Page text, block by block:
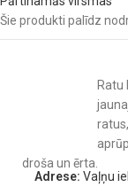
Šie produkti palīdz
Ratu
droša un ērta.
Adrese: Vaļņu